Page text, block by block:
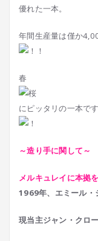
優れた一本。
年間生産量は僅か
春
にピッタリの一本で
～造り手に関して～
メルキュレイに本拠
1969年、エミール・
現当主ジャン・クロ